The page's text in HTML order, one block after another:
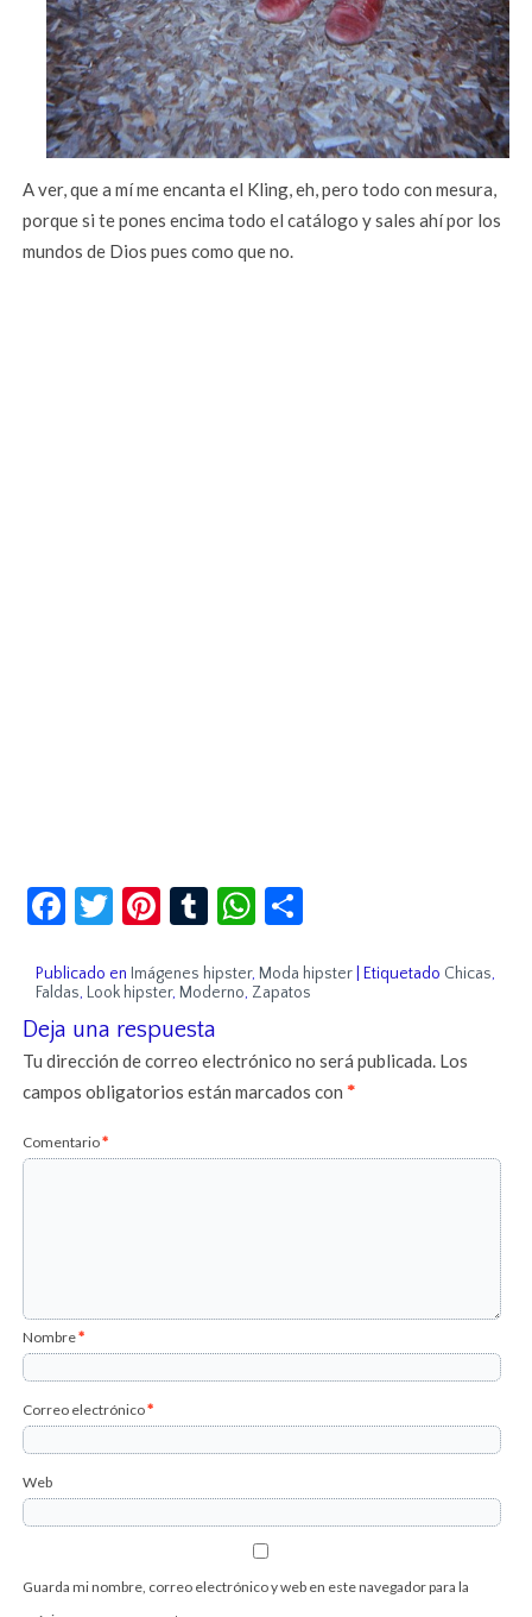
A ver, que a mí me encanta el Kling, eh, pero todo con mesura,
porque si te pones encima todo el catálogo y sales ahí por los
mundos de Dios pues como que no.
Facebook
Twitter
Pinterest
TumblrWhatsApp
Publicado en Imágenes hipster, Moda hipster |Etiquetado Chicas,
Faldas, Look hipster, Moderno, Zapatos
Deja una respuesta
Tu dirección de correo electrónico no será publicada. Los
campos obligatorios están marcados con*
Comentario*
Nombre*
Correo electrónico*
Web
Guarda mi nombre, correo electrónico y web en este navegador para la